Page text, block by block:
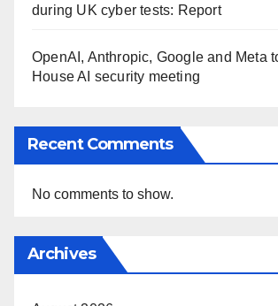
during UK cyber tests: Report
OpenAI, Anthropic, Google and Meta
House AI security meeting
Recent Comments
No comments to show.
Archives